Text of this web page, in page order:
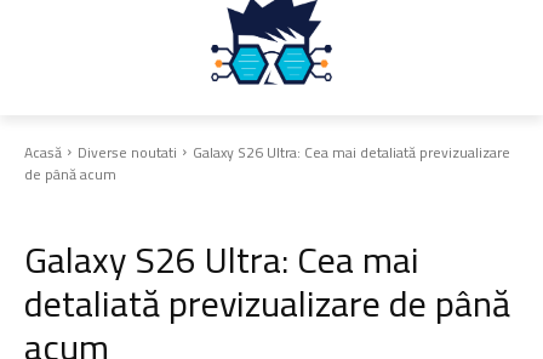
Acasă Diverse noutati Galaxy S26 Ultra: Cea mai detaliată previzualizare
de până acum
Galaxy S26 Ultra: Cea mai
detaliată previzualizare de până